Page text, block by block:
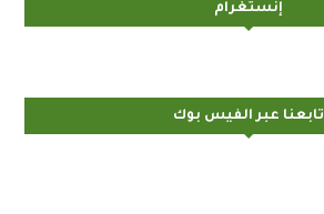
إنستغرام
تابعنا عبر الفيس بوك